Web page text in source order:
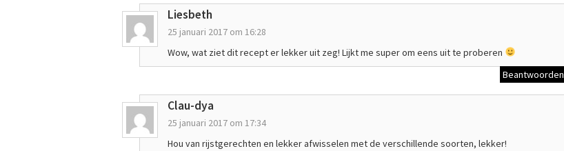
Liesbeth
25 januari 2017 om 16:28
Wow, wat ziet dit recept er lekker uit zeg! Lijkt me super om eens uit te proberen
Beantwoorden
Clau-dya
25 januari 2017 om 17:34
Hou van rijstgerechten en lekker afwisselen met de verschillende soorten, lekker!